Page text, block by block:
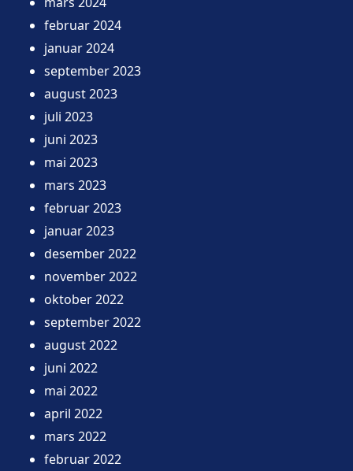
februar 2024
januar 2024
september 2023
august 2023
juli 2023
juni 2023
mai 2023
mars 2023
februar 2023
januar 2023
desember 2022
november 2022
oktober 2022
september 2022
august 2022
juni 2022
mai 2022
april 2022
mars 2022
februar 2022